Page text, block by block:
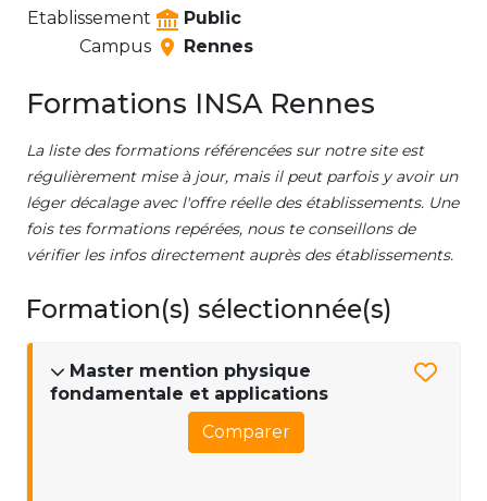
Etablissement
Public
Campus
Rennes
Formations INSA Rennes
La liste des formations référencées sur notre site est
régulièrement mise à jour, mais il peut parfois y avoir un
léger décalage avec l'offre réelle des établissements. Une
fois tes formations repérées, nous te conseillons de
vérifier les infos directement auprès des établissements.
Formation(s) sélectionnée(s)
Master mention physique
fondamentale et applications
Comparer